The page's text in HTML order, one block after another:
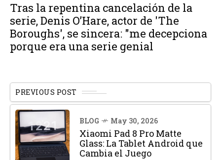
Tras la repentina cancelación de la
serie, Denis O’Hare, actor de 'The
Boroughs', se sincera: "me decepciona
porque era una serie genial
PREVIOUS POST
BLOG May 30, 2026
Xiaomi Pad 8 Pro Matte
Glass: La Tablet Android que
Cambia el Juego